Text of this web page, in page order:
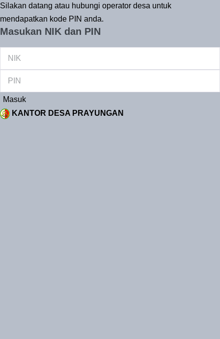
Silakan datang atau hubungi operator desa untuk
mendapatkan kode PIN anda.
Masukan NIK dan PIN
Masuk
KANTOR DESA PRAYUNGAN